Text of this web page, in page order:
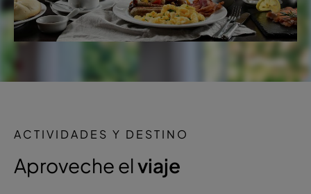
ACTIVIDADES Y DESTINO
Aproveche elviaje